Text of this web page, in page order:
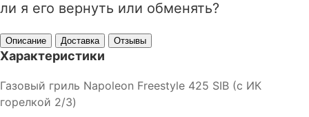
ли я его вернуть или обменять?
Описание Доставка Отзывы
Характеристики
Газовый гриль Napoleon Freestyle 425 SIB (с ИК
горелкой 2/3)